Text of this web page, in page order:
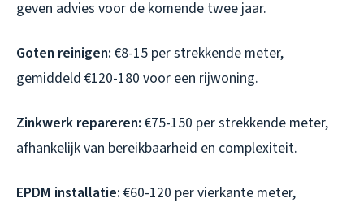
geven advies voor de komende twee jaar.
Goten reinigen: €8-15 per strekkende meter,
gemiddeld €120-180 voor een rijwoning.
Zinkwerk repareren: €75-150 per strekkende meter,
afhankelijk van bereikbaarheid en complexiteit.
EPDM installatie: €60-120 per vierkante meter,